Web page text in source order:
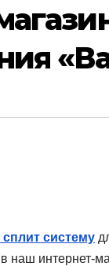
сплит систему
в наш